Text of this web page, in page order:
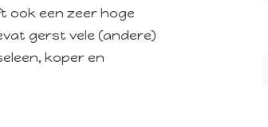
ook een zeer hoge
gerst vele (andere)
koper en